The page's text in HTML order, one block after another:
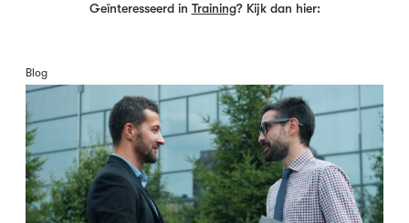
Geïnteresseerd in Training? Kijk dan hier:
Blog